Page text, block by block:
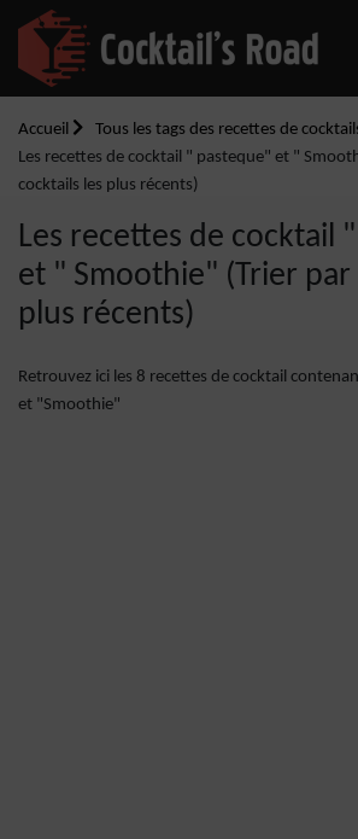
Accueil
Tous les tags des recettes de
Les recettes de cocktail " pasteque" et "
cocktails les plus récents)
Les recettes de cocktail
et " Smoothie" (Trier par
plus récents)
Retrouvez ici les 8 recettes de cocktail
et "Smoothie"